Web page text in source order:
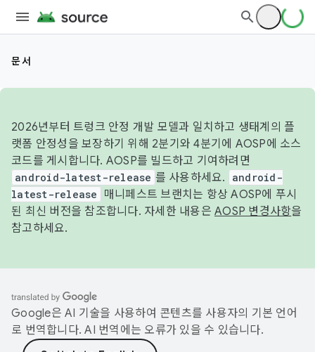
문서
2026년부터 트렁크 안정 개발 모델과 일치하고 생태계의 플
랫폼 안정성을 보장하기 위해 2분기와 4분기에 AOSP에 소스
코드를 게시합니다. AOSP를 빌드하고 기여하려면
android-latest-release 를 사용하세요.
android-
latest-release
매니페스트 브랜치는 항상 AOSP에 푸시
된 최신 버전을 참조합니다. 자세한 내용은 AOSP 변경사항을
참고하세요.
Google은 AI 기술을 사용하여 콘텐츠를 사용자의 기본 언어
로 번역합니다. AI 번역에는 오류가 있을 수 있습니다.